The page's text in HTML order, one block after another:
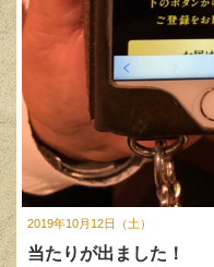
2019年10月12日（土）
当たりが出ました！